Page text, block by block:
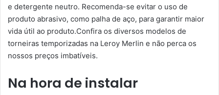
e detergente neutro. Recomenda-se evitar o uso de
produto abrasivo, como palha de aço, para garantir maior
vida útil ao produto.Confira os diversos modelos de
torneiras temporizadas na Leroy Merlin e não perca os
nossos preços imbatíveis.
Na hora de instalar